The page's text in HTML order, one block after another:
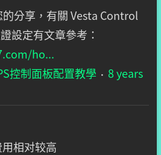
的分享，有關 Vesta Control
設定有文章參考：
ho...
控制面板配置教學 · 8 years
相对较高